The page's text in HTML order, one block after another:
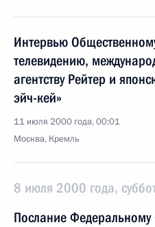
Интервью
телевидению,
агентству Рейтер и
эйч-кей»
11 июля 2000 года, 00:01
Москва, Кремль
8 июля 2000 года,
Послание